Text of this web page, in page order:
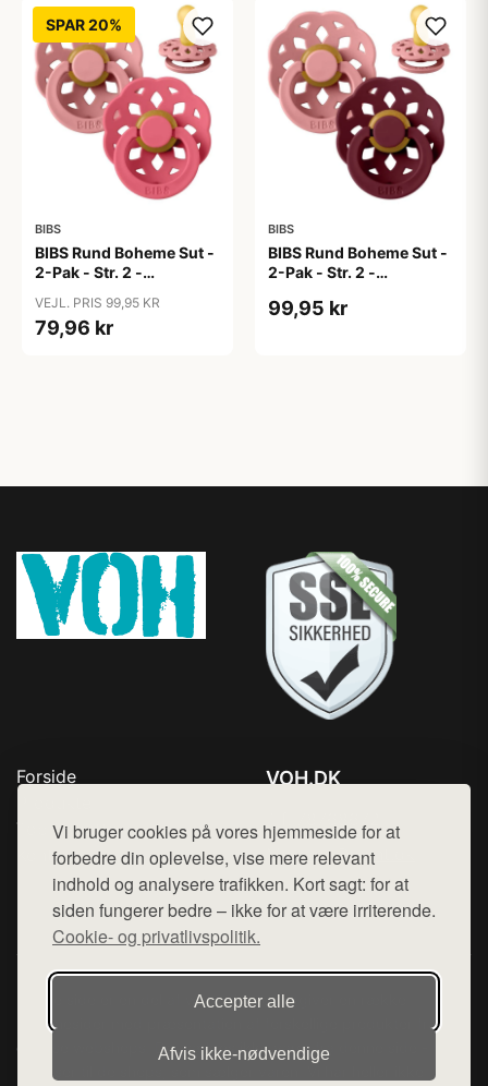
Vi bruger cookies på vores hjemmeside for at
forbedre din oplevelse, vise mere relevant
indhold og analysere trafikken. Kort sagt: for at
siden fungerer bedre – ikke for at være irriterende.
Cookie- og privatlivspolitik.
Accepter alle
Afvis ikke‑nødvendige
SPAR 20%
BIBS
BIBS Rund Boheme Sut -
2-Pak - Str. 2 -
Pink/Coral
VEJL. PRIS 99,95 KR
79,96 kr
BIBS
BIBS Rund Boheme Sut -
2-Pak - Str. 2 -
Pink/Elderberry
99,95 kr
Forside
Top Rabatter
Kontakt
VOH.DK
Mail: hej@want.dk
Cookie- og privatlivspolitik
Denne side er en del af want.dk, der udgiver en række
hjemmesider med præsentation af forskellige produkter fra
diverse webshops. Der sælges ikke varer fra denne side - vi
henviser til de shops, som sælger varen. Vi har heller ikke